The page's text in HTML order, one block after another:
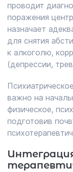
проводит
поражения
назначает
для снятия
к алкоголю,
(депрессии,
важно на
физическое,
подготовив